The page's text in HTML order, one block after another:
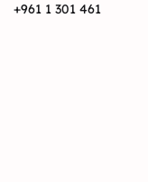
+961 1 301 461